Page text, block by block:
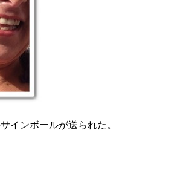
インボールが送られた。